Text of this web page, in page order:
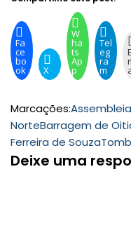
Fa
ce
bo
ok X
W
ha
ts
Ap
p
Tel
eg
ra
m
Marcações:
NorteBarragem de
Ferreira de Souza
Deixe uma